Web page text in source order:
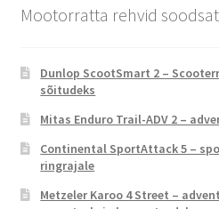
Mootorratta rehvid
Dunlop ScootSmart 2 –
sõitudeks
Mitas Enduro Trail-ADV 2 –
Continental SportAttack 5 –
ringrajale
Metzeler Karoo 4 Street –